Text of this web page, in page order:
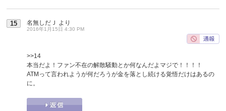
15 名無しだＪ より
2016年1月15日 4:30 PM
>>14
本当だよ！ファン不在の解散騒動とか何なんだよマジで！！！！
ATMって言われようが何だろうが金を落とし続ける覚悟だけはあるの
に。